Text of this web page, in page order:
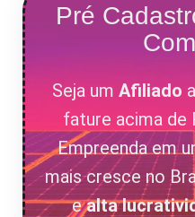
Pré
Seja um Afiliado
fature acima de
Empreenda em
mais cresce no
ealta